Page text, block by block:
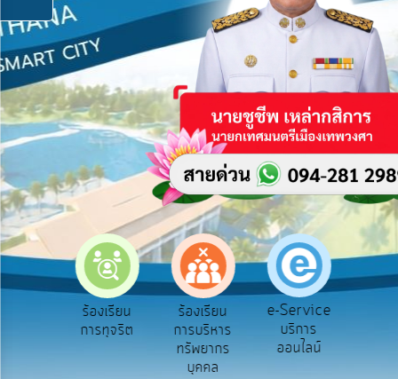
สภา
บริการ
ข้อมูล
การ
เปิด
ข้อมูล
สาธารณะ
OIT
e-
Service
ร้องเรียน
การทุจริต
ร้องเรียน
การบริหาร
ทรัพยากร
บุคคล
e-Service
บริการ
ออนไลน์